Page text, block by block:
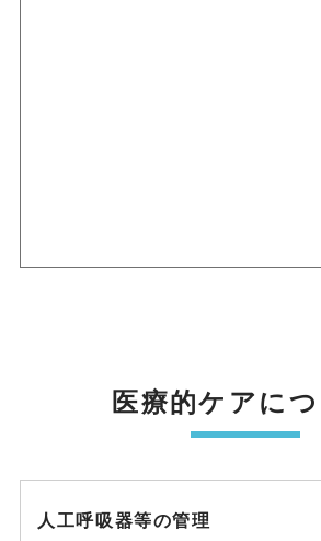
医療的ケアに
人工呼吸器等の管理